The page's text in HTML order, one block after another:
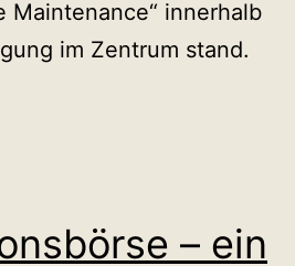
Maintenance“ innerhalb
im Zentrum stand.
– ein